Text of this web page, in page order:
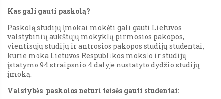
Kas gali gauti paskolą?
Paskolą studijų įmokai mokėti gali gauti Lietuvos
valstybinių aukštųjų mokyklų pirmosios pakopos,
vientisųjų studijų ir antrosios pakopos studijų studentai,
kurie moka Lietuvos Respublikos mokslo ir studijų
įstatymo 94 straipsnio 4 dalyje nustatyto dydžio studijų
įmoką.
Valstybės paskolos neturi teisės gauti studentai: